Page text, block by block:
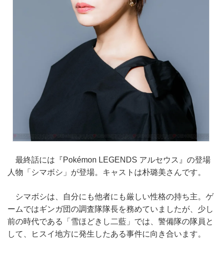
最終話には『Pokémon LEGENDS アルセウス』の登場
人物「シマボシ」が登場。キャストは朴璐美さんです。
シマボシは、自分にも他者にも厳しい性格の持ち主。ゲ
ームではギンガ団の調査隊隊長を務めていましたが、少し
前の時代である「雪ほどきし二藍」では、警備隊の隊員と
して、ヒスイ地方に発生したある事件に向き合います。